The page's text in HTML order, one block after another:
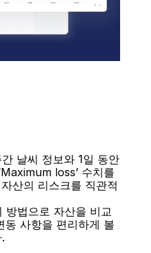
날씨 정보와 1일 동안
loss’ 수치를
산의 리스크를 직관적
방법으로 자산을 비교
동 사항을 편리하게 볼